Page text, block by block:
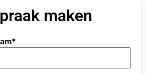
maken
*